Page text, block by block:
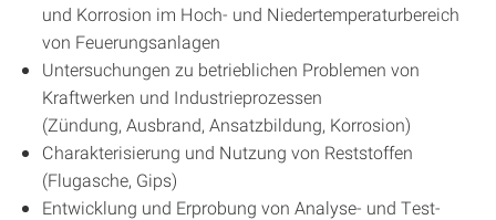
und Korrosion im Hoch- und Niedertemperaturbereich
von Feuerungsanlagen
Untersuchungen zu betrieblichen Problemen von
Kraftwerken und Industrieprozessen
(Zündung, Ausbrand, Ansatzbildung, Korrosion)
Charakterisierung und Nutzung von Reststoffen
(Flugasche, Gips)
Entwicklung und Erprobung von Analyse- und Test-